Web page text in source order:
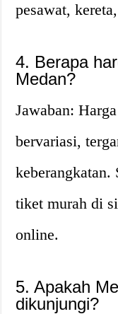
pesawat,
4. Berapa
Medan?
Jawaban:
bervariasi,
keberangkatan.
tiket murah di
online.
5. Apakah
dikunjungi?